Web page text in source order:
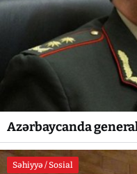
Azərbaycanda
Səhiyyə / Sosial